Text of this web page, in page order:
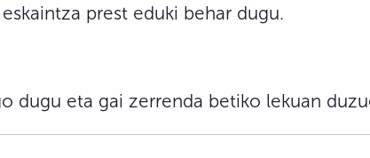
prest eduki behar dugu.
dugu eta gai zerrenda betiko lekuan